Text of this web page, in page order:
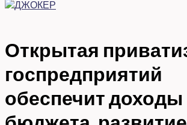
Открытая
госпредприятий
обеспечит доходы